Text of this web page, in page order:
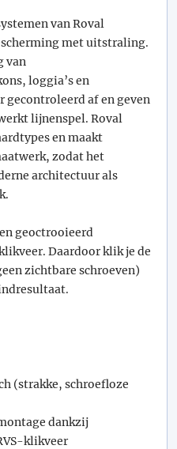
van Roval
met uitstraling.
van
loggia’s en
gecontroleerd af en geven
lijnenspel. Roval
en maakt
zodat het
architectuur als
geoctrooieerd
Daardoor klik je de
zichtbare schroeven)
(strakke, schroefloze
dankzij
klikveer